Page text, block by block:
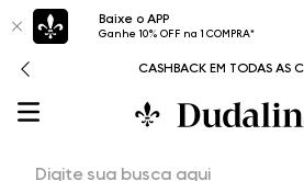
Baixe o APP
Ganhe 10% OFF na 1 COMPRA*
CASHBACK EM TODAS AS